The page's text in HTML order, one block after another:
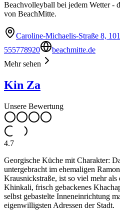
Beachvolleyball bei jedem Wetter -
von BeachMitte.
Caroline-Michaelis-Straße 8,
555778920
beachmitte.de
Mehr sehen
Kin Za
Unsere Bewertung
4.7
Georgische Küche mit Charakter:
untergebracht im ehemaligen
Krausnickstraße, ist so viel mehr als
Khinkali, frisch gebackenes
selbst gebastelte Inneneinrichtung
eigenwilligsten Adressen der Stadt.